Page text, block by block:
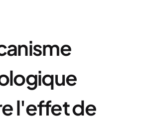
l'effet de